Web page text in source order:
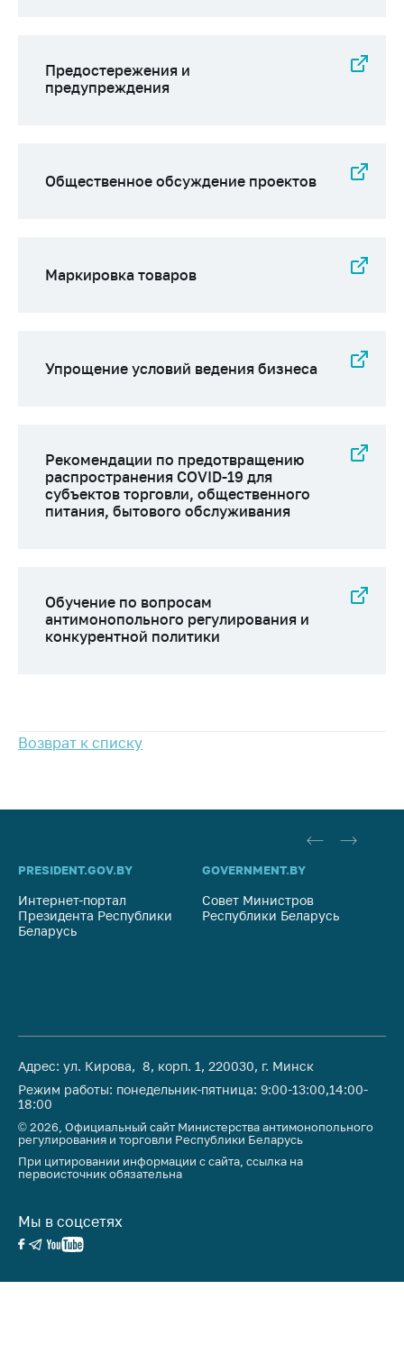
Горячая линия
цен на товары
изделия
Пресс-служба
Вышестоящий
государственный
Сообщить о росте
цен
назначения и
медицинскую
Решение Комиссии
(отсутствия)
антимонопольного
законодательства
проектов
Маркировка
товаров
Упрощение условий
ведения бизнеса
Рекомендации по
распространения
COVID-19 для
субъектов торговли,
Предостережения и
предупреждения
Общественное обсуждение проектов
Маркировка товаров
Упрощение условий ведения бизнеса
Рекомендации по предотвращению
распространения COVID-19 для
субъектов торговли, общественного
питания, бытового обслуживания
Обучение по вопросам
антимонопольного регулирования и
конкурентной политики
Возврат к списку
PRESIDENT.GOV.BY
Интернет-портал
Президента Республики
Беларусь
GOVERNMENT.BY
Совет Министров
Республики Беларусь
Адрес: ул. Кирова, 8, корп. 1, 220030, г. Минск
Режим работы: понедельник-пятница: 9:00-13:00,14:00-
18:00
© 2026, Официальный сайт Министерства антимонопольного
регулирования и торговли Республики Беларусь
При цитировании информации с сайта, ссылка на
первоисточник обязательна
Мы в соцсетях